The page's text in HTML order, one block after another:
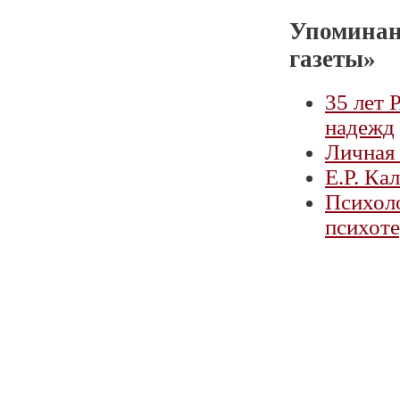
газеты»
35 лет
надежд
Личная
Е.Р.